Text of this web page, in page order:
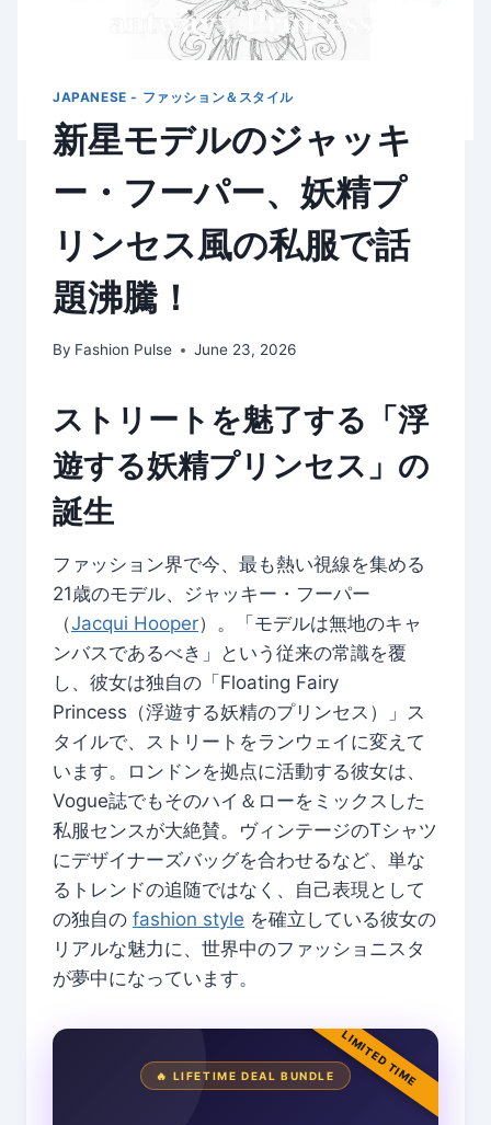
JAPANESE - ファッション＆スタイル
新星モデルのジャッキ
ー・フーパー、妖精プ
リンセス風の私服で話
題沸騰！
By Fashion Pulse June 23, 2026
ストリートを魅了する「浮
遊する妖精プリンセス」の
誕生
ファッション界で今、最も熱い視線を集める
21歳のモデル、ジャッキー・フーパー
（Jacqui Hooper）。「モデルは無地のキャ
ンバスであるべき」という従来の常識を覆
し、彼女は独自の「Floating Fairy
Princess（浮遊する妖精のプリンセス）」ス
タイルで、ストリートをランウェイに変えて
います。ロンドンを拠点に活動する彼女は、
Vogue誌でもそのハイ＆ローをミックスした
私服センスが大絶賛。ヴィンテージのTシャツ
にデザイナーズバッグを合わせるなど、単な
るトレンドの追随ではなく、自己表現として
の独自の fashion style を確立している彼女の
リアルな魅力に、世界中のファッショニスタ
が夢中になっています。
LIMITED TIME
🔥 LIFETIME DEAL BUNDLE